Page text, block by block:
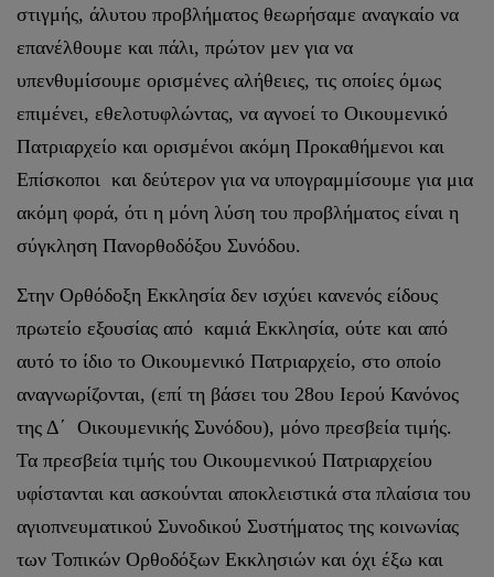
στιγμής, άλυτου προβλήματος θεωρήσαμε αναγκαίο να
επανέλθουμε και πάλι, πρώτον μεν για να
υπενθυμίσουμε ορισμένες αλήθειες, τις οποίες όμως
επιμένει, εθελοτυφλώντας, να αγνοεί το Οικουμενικό
Πατριαρχείο και ορισμένοι ακόμη Προκαθήμενοι και
Επίσκοποι και δεύτερον για να υπογραμμίσουμε για μια
ακόμη φορά, ότι η μόνη λύση του προβλήματος είναι η
σύγκληση Πανορθοδόξου Συνόδου.
Στην Ορθόδοξη Εκκλησία δεν ισχύει κανενός είδους
πρωτείο εξουσίας από καμιά Εκκλησία, ούτε και από
αυτό το ίδιο το Οικουμενικό Πατριαρχείο, στο οποίο
αναγνωρίζονται, (επί τη βάσει του 28ου Ιερού Κανόνος
της Δ΄ Οικουμενικής Συνόδου), μόνο πρεσβεία τιμής.
Τα πρεσβεία τιμής του Οικουμενικού Πατριαρχείου
υφίστανται και ασκούνται αποκλειστικά στα πλαίσια του
αγιοπνευματικού Συνοδικού Συστήματος της κοινωνίας
των Τοπικών Ορθοδόξων Εκκλησιών και όχι έξω και